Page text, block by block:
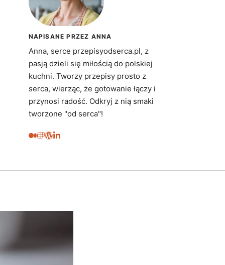
NAPISANE PRZEZ ANNA
Anna, serce przepisyodserca.pl, z
pasją dzieli się miłością do polskiej
kuchni. Tworzy przepisy prosto z
serca, wierząc, że gotowanie łączy i
przynosi radość. Odkryj z nią smaki
tworzone "od serca"!